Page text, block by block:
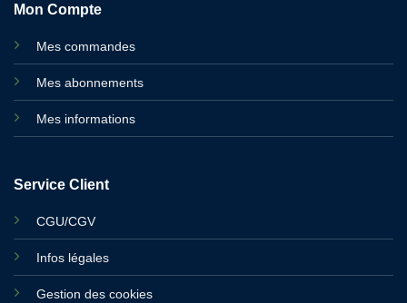
Mon Compte
Mes commandes
Mes abonnements
Mes informations
Service Client
CGU/CGV
Infos légales
Gestion des cookies